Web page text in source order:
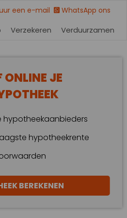
een e-mail WhatsApp ons
Verzekeren Verduurzamen
ONLINE JE
hypotheekaanbieders
hypotheekrente
BEREKENEN